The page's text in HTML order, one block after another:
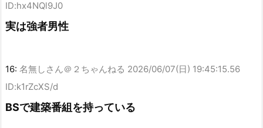
ID:hx4NQl9J0
実は強者男性
16: 名無しさん＠２ちゃんねる 2026/06/07(日) 19:45:15.56
ID:k1rZcXS/d
BSで建築番組を持っている